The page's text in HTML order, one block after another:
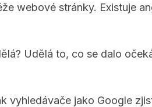
webové stránky. Existuje
Udělá to, co se dalo
vyhledávače jako Google